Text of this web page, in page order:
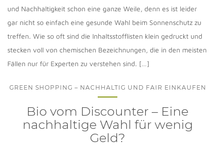
und Nachhaltigkeit schon eine ganze Weile, denn es ist leider
gar nicht so einfach eine gesunde Wahl beim Sonnenschutz zu
treffen. Wie so oft sind die Inhaltsstofflisten klein gedruckt und
stecken voll von chemischen Bezeichnungen, die in den meisten
Fällen nur für Experten zu verstehen sind. […]
GREEN SHOPPING – NACHHALTIG UND FAIR EINKAUFEN
Bio vom Discounter – Eine
nachhaltige Wahl für wenig
Geld?